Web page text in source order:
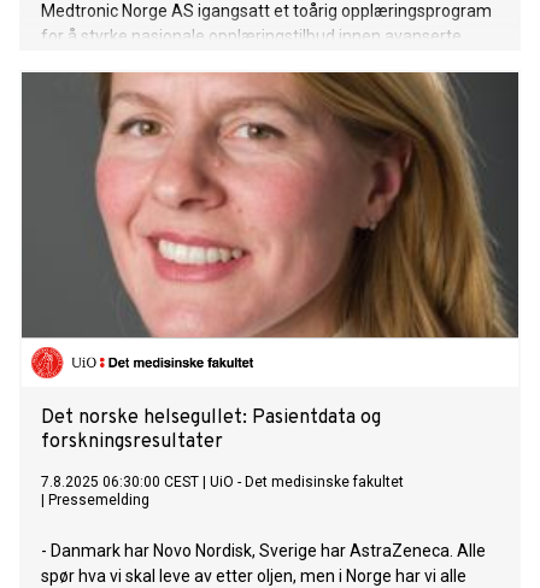
Medtronic Norge AS igangsatt et toårig opplæringsprogram
for å styrke nasjonale opplæringstilbud innen avanserte
Det norske helsegullet: Pasientdata og
forskningsresultater
7.8.2025 06:30:00 CEST
UiO - Det medisinske fakultet
Pressemelding
- Danmark har Novo Nordisk, Sverige har AstraZeneca. Alle
spør hva vi skal leve av etter oljen, men i Norge har vi alle